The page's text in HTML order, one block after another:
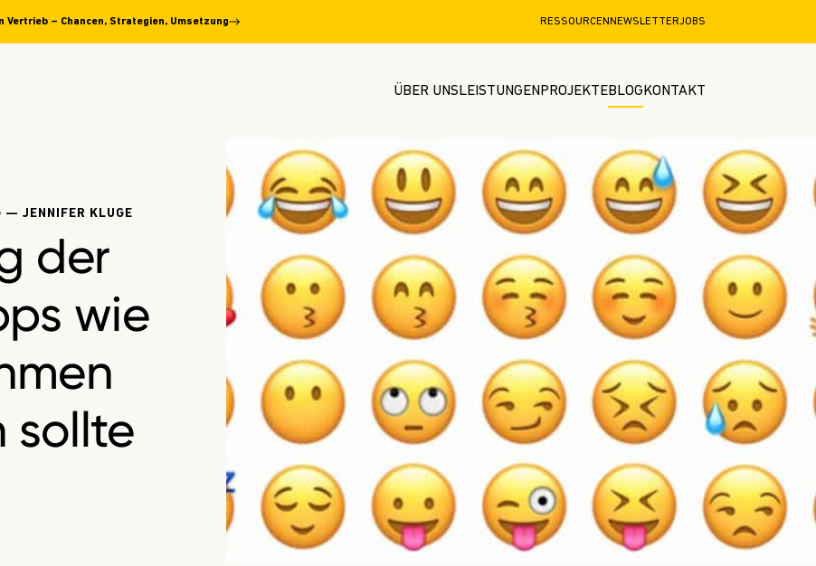
– Chancen, Strategien, Umsetzung RESSOURCEN NEWSLETTERJOBS
ÜBER UNS LEISTUNGEN PROJEKTEBLOG KONTAKT
JENNIFER KLUGE
der
wie
sollte